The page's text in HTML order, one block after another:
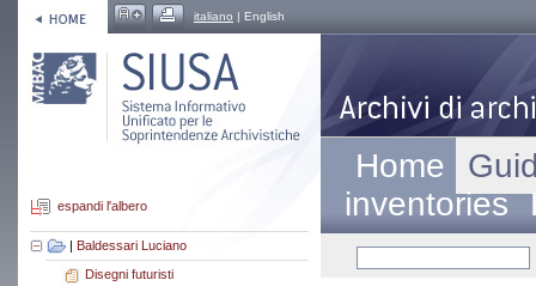
italiano | English
espandi l'albero
| Baldessari Luciano
Disegni futuristi
Home
inventories